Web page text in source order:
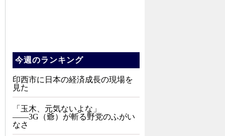
今週のランキング
印西市に日本の経済成長の現場を
見た
「玉木、元気ないよな」
――3G（爺）が斬る野党のふがい
なさ